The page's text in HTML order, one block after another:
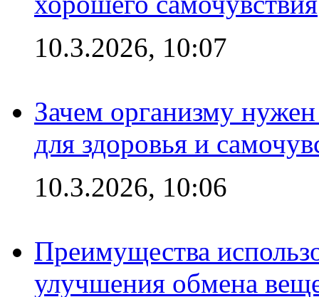
10.3.2026, 10:07
Зачем организму
для здоровья и
10.3.2026, 10:06
Преимущества
улучшения обмена